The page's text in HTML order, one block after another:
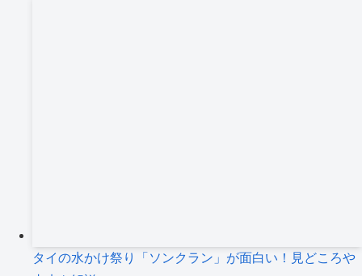
タイの水かけ祭り「ソンクラン」が面白い！見どころや